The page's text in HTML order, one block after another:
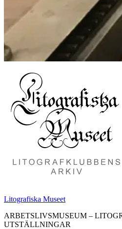
Litografiska Museet
ARBETSLIVSMUSEUM –
UTSTÄLLNINGAR